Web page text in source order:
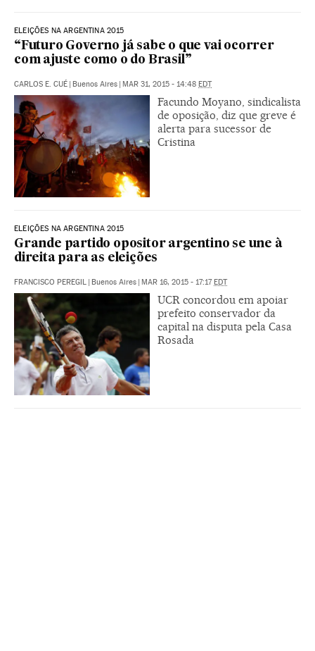
ELEIÇÕES NA ARGENTINA 2015
“Futuro Governo já sabe o que vai ocorrer
com ajuste como o do Brasil”
CARLOS E. CUÉ | Buenos Aires | MAR 31, 2015 - 14:48 EDT
Facundo Moyano, sindicalista
de oposição, diz que greve é
alerta para sucessor de
Cristina
ELEIÇÕES NA ARGENTINA 2015
Grande partido opositor argentino se une à
direita para as eleições
FRANCISCO PEREGIL | Buenos Aires | MAR 16, 2015 - 17:17EDT
UCR concordou em apoiar
prefeito conservador da
capital na disputa pela Casa
Rosada